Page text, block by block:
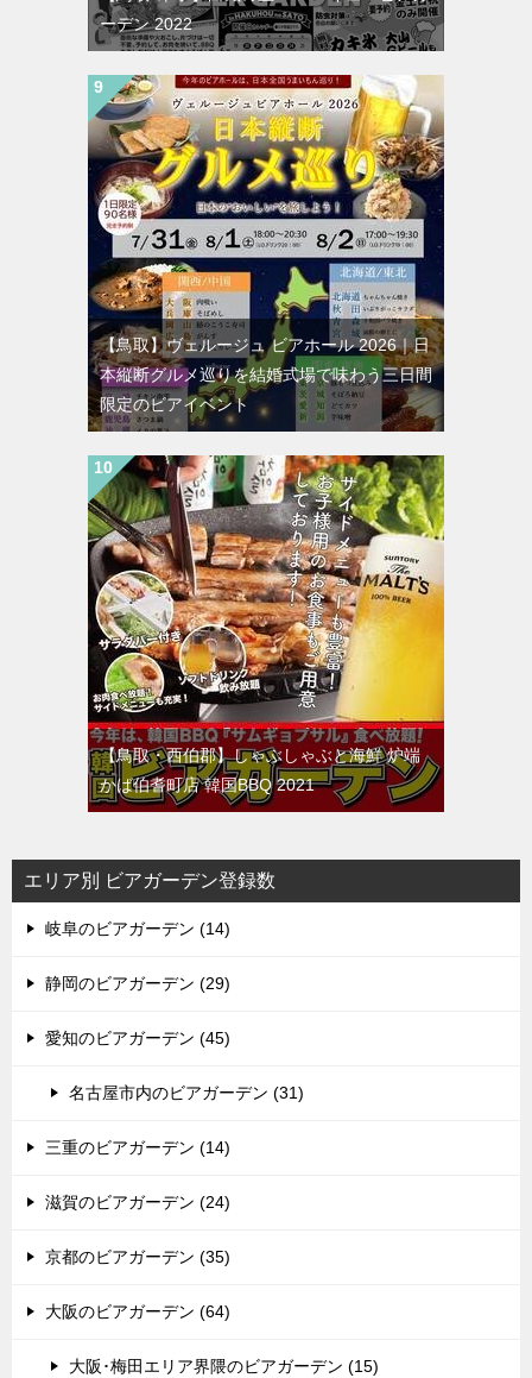
ーデン 2022
【鳥取】ヴェルージュ ビアホール 2026｜日
本縦断グルメ巡りを結婚式場で味わう三日間
限定のビアイベント
【鳥取・西伯郡】しゃぶしゃぶと海鮮 炉端
かば伯耆町店 韓国BBQ 2021
エリア別 ビアガーデン登録数
岐阜のビアガーデン (14)
静岡のビアガーデン (29)
愛知のビアガーデン (45)
名古屋市内のビアガーデン (31)
三重のビアガーデン (14)
滋賀のビアガーデン (24)
京都のビアガーデン (35)
大阪のビアガーデン (64)
大阪･梅田エリア界隈のビアガーデン (15)